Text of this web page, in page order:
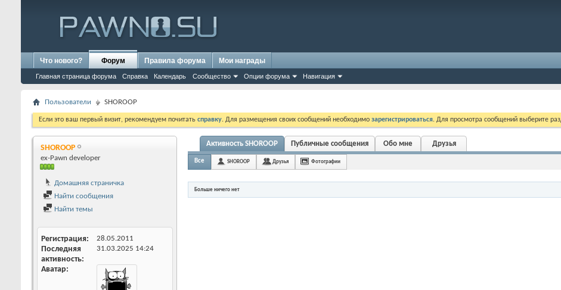
Что нового? Форум
Главная страница форума Справка Календарь Сообщество Опции форума Навигация
Правила форума Мои награды
Пользователи SHOROOP
Если это ваш первый визит, рекомендуем почитать справку. Для размещения своих сообщений необходимо зарегистрироваться. Для просмотра сообщений выберите
SHOROOP
ex-Pawn developer
Домашняя страничка
Найти сообщения
Найти темы
Регистрация 28.05.2011
Последняя
активность
31.03.2025 14:24
Аватар
Активность SHOROOP Публичные сообщения Обо мне Друзья
Все SHOROOP Друзья Фотографии
Больше ничего нет